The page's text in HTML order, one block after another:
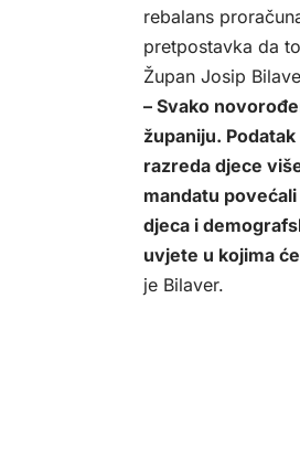
rebalans
pretpostavka da
Župan Josip
– Svako
županiju.
razreda djece
mandatu
djeca i
uvjete u kojima
je Bilaver.